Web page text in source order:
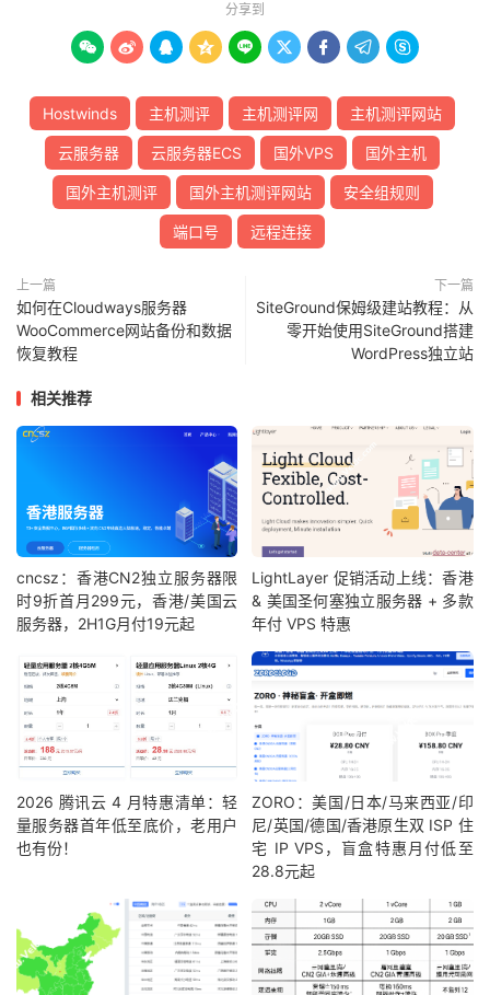
分享到
        
Hostwinds 主机测评 主机测评网 主机测评网站
云服务器 云服务器ECS 国外VPS 国外主机
国外主机测评 国外主机测评网站 安全组规则
端口号 远程连接
上一篇
如何在Cloudways服务器
WooCommerce网站备份和数据
恢复教程
下一篇
SiteGround保姆级建站教程：从
零开始使用SiteGround搭建
WordPress独立站
相关推荐
cncsz：香港CN2独立服务器限
时9折首月299元，香港/美国云
服务器，2H1G月付19元起
LightLayer 促销活动上线：香港
& 美国圣何塞独立服务器 + 多款
年付 VPS 特惠
2026 腾讯云 4 月特惠清单：轻
量服务器首年低至底价，老用户
也有份！
ZORO：美国/日本/马来西亚/印
尼/英国/德国/香港原生双 ISP 住
宅 IP VPS，盲盒特惠月付低至
28.8元起